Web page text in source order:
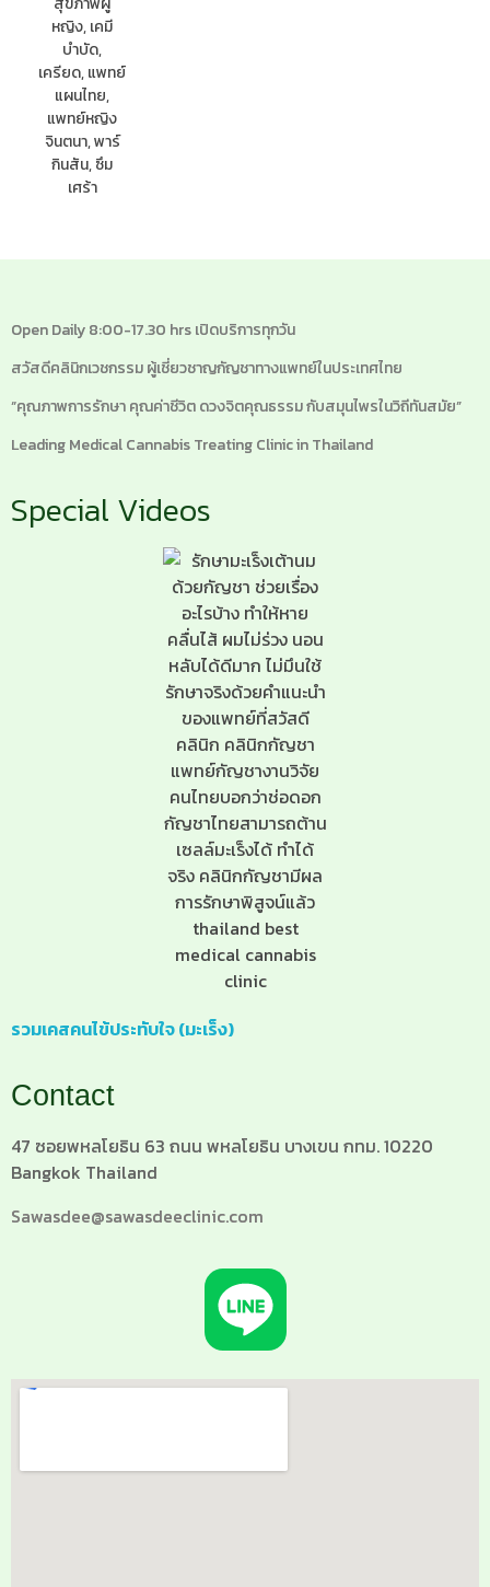
Open Daily 8:00-17.30 hrs เปิดบริการทุกวัน
สวัสดีคลินิกเวชกรรม ผู้เชี่ยวชาญกัญชาทางแพทย์ในประเทศไทย
“คุณภาพการรักษา คุณค่าชีวิต ดวงจิตคุณธรรม กับสมุนไพรในวิถีทันสมัย”
Leading Medical Cannabis Treating Clinic in Thailand
Special Videos
รวมเคสคนไข้ประทับใจ (มะเร็ง)
Contact
47 ซอยพหลโยธิน 63 ถนน พหลโยธิน บางเขน กทม. 10220
Bangkok Thailand
Sawasdee@sawasdeeclinic.com